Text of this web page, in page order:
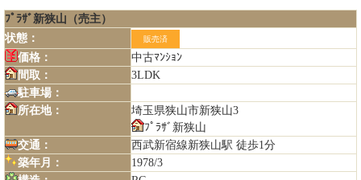
ﾌﾟﾗｻﾞ新狭山（売主）
状態：
販売済
価格：
中古ﾏﾝｼｮﾝ
間取：
3LDK
駐車場：
所在地：
埼玉県狭山市新狭山3
ﾌﾟﾗｻﾞ新狭山
交通：
西武新宿線新狭山駅 徒歩1分
築年月：
1978/3